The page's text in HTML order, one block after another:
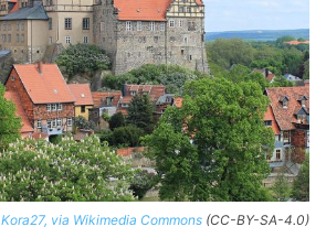
Kora27, via Wikimedia Commons (CC-BY-SA-4.0)